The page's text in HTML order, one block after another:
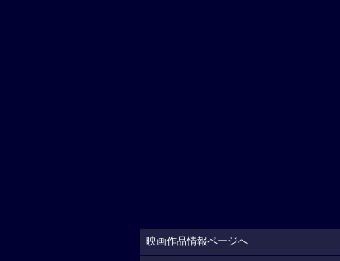
映画作品情報ページへ